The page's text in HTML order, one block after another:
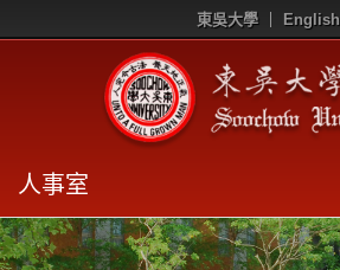
東吳大學 English
人事室